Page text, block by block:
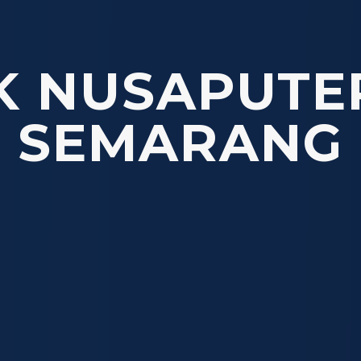
SEMARANG